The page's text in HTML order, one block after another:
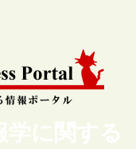
学に関する